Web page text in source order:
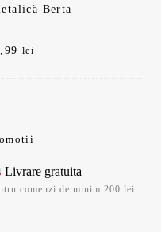
Berta
lei
Livrare gratuita
comenzi de minim 200 lei